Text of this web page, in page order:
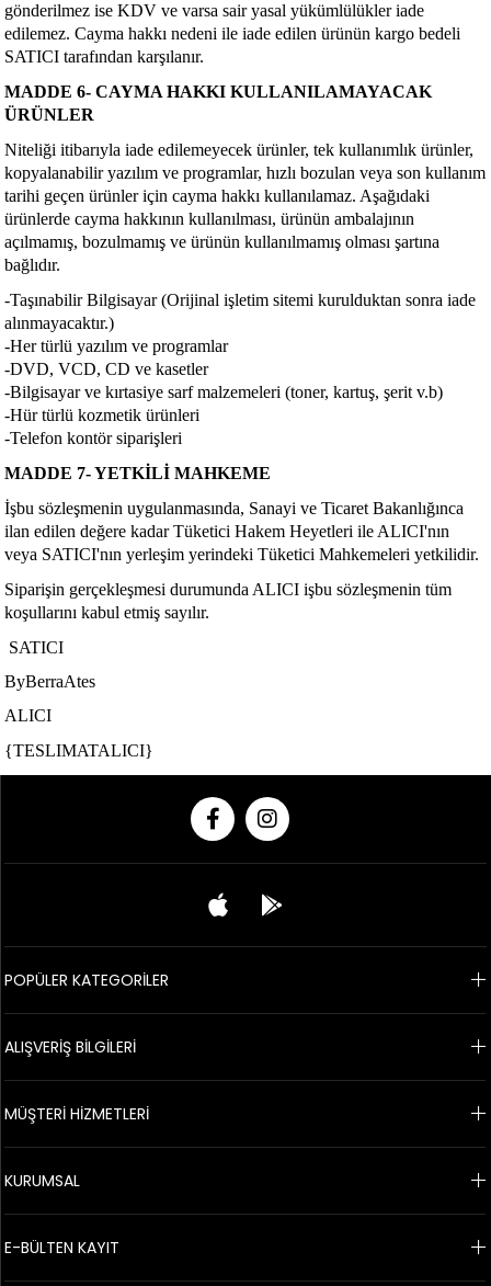
gönderilmez ise KDV ve varsa sair yasal yükümlülükler iade
edilemez. Cayma hakkı nedeni ile iade edilen ürünün kargo bedeli
SATICI tarafından karşılanır.
MADDE 6- CAYMA HAKKI KULLANILAMAYACAK
ÜRÜNLER
Niteliği itibarıyla iade edilemeyecek ürünler, tek kullanımlık ürünler,
kopyalanabilir yazılım ve programlar, hızlı bozulan veya son kullanım
tarihi geçen ürünler için cayma hakkı kullanılamaz. Aşağıdaki
ürünlerde cayma hakkının kullanılması, ürünün ambalajının
açılmamış, bozulmamış ve ürünün kullanılmamış olması şartına
bağlıdır.
-Taşınabilir Bilgisayar (Orijinal işletim sitemi kurulduktan sonra iade
alınmayacaktır.)
-Her türlü yazılım ve programlar
-DVD, VCD, CD ve kasetler
-Bilgisayar ve kırtasiye sarf malzemeleri (toner, kartuş, şerit v.b)
-Hür türlü kozmetik ürünleri
-Telefon kontör siparişleri
MADDE 7- YETKİLİ MAHKEME
İşbu sözleşmenin uygulanmasında, Sanayi ve Ticaret Bakanlığınca
ilan edilen değere kadar Tüketici Hakem Heyetleri ile ALICI'nın
veya SATICI'nın yerleşim yerindeki Tüketici Mahkemeleri yetkilidir.
Siparişin gerçekleşmesi durumunda ALICI işbu sözleşmenin tüm
koşullarını kabul etmiş sayılır.
SATICI
ByBerraAtes
ALICI
{TESLIMATALICI}
POPÜLER KATEGORİLER
ALIŞVERİŞ BİLGİLERİ
MÜŞTERİ HİZMETLERİ
KURUMSAL
E-BÜLTEN KAYIT